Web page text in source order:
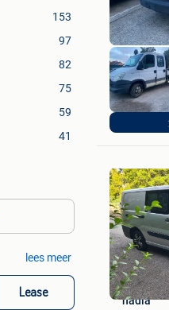
153
97
82
75
59
41
lees meer
Lease
nadia